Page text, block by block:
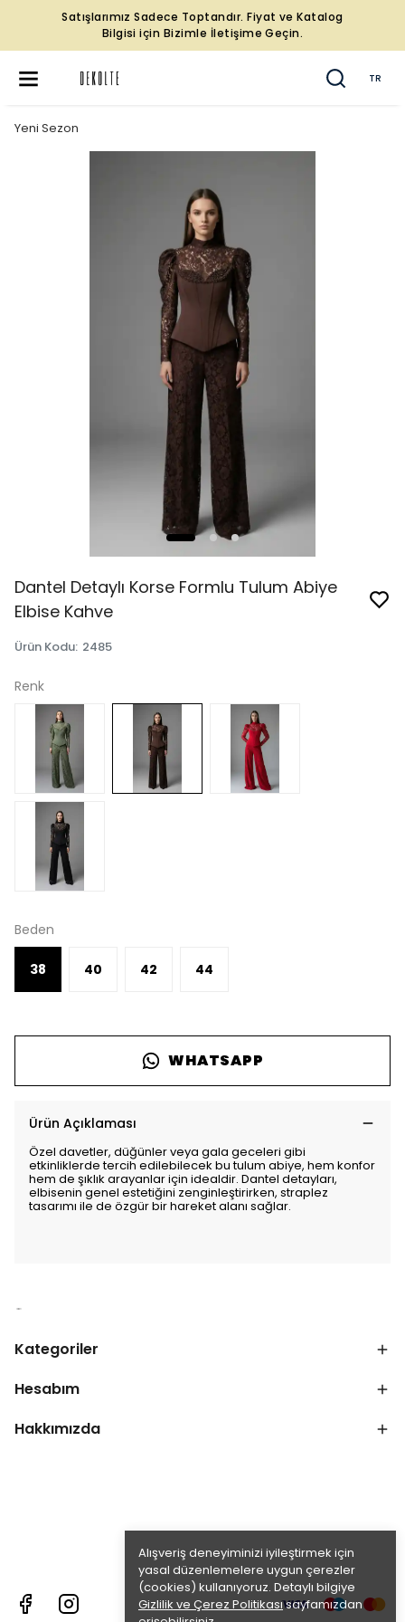
Satışlarımız Sadece Toptandır. Fiyat ve Katalog
Bilgisi için Bizimle İletişime Geçin.
TR
Alışveriş deneyiminizi iyileştirmek için
yasal düzenlemelere uygun çerezler
(cookies) kullanıyoruz. Detaylı bilgiye
Gizlilik ve Çerez Politikasısayfamızdan
Yeni Sezon
Dantel Detaylı Korse Formlu Tulum Abiye
Elbise Kahve
Ürün Kodu: 2485
Renk
Beden
38 40 42 44
WHATSAPP
Ürün Açıklaması
Özel davetler, düğünler veya gala geceleri gibi
etkinliklerde tercih edilebilecek bu tulum abiye, hem konfor
hem de şıklık arayanlar için idealdir. Dantel detayları,
elbisenin genel estetiğini zenginleştirirken, straplez
tasarımı ile de özgür bir hareket alanı sağlar.
Kategoriler
Hesabım
Hakkımızda